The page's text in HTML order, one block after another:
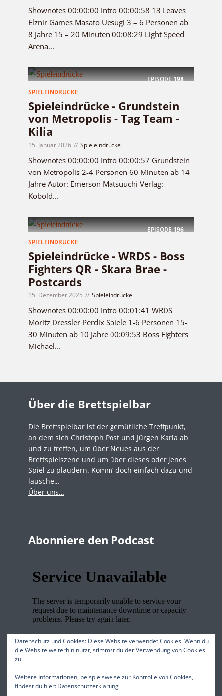
Shownotes 00:00:00 Intro 00:00:58 13 Leaves
Elznir Games Masato Uesugi 3 – 6 Personen ab
8 Jahre 15 – 20 Minuten 00:08:29 Light Speed
Arena...
EPISODE198
SPIELEINDRÜCKE
Spieleindrücke - Grundstein
von Metropolis - Tag Team -
Kilia
15. Januar 2026 Spieleindrücke
Shownotes 00:00:00 Intro 00:00:57 Grundstein
von Metropolis 2-4 Personen 60 Minuten ab 14
Jahre Autor: Emerson Matsuuchi Verlag:
Kobold...
EPISODE196
SPIELEINDRÜCKE
Spieleindrücke - WRDS - Boss
Fighters QR - Skara Brae -
Postcards
15. Dezember 2025 Spieleindrücke
Shownotes 00:00:00 Intro 00:01:41 WRDS
Moritz Dressler Perdix Spiele 1-6 Personen 15-
30 Minuten ab 10 Jahre 00:09:53 Boss Fighters
Michael...
Über die Brettspielbar
Die Brettspielbar ist der gemütliche Treffpunkt,
an dem sich Christoph Post und Jürgen Karla ab
und zu treffen, um über Neues aus der
Brettspielszene und um über dieses oder jenes
Spiel zu plaudern. Komm‘ doch einfach dazu und
lausche…
Über uns…
Abonniere den Podcast
Wir stehen für
Datenschutz und Cookies: Diese Website verwendet Cookies. Wenn du
die Website weiterhin nutzt, stimmst du der Verwendung von Cookies
zu.
Weitere Informationen, beispielsweise zur Kontrolle von Cookies,
findest du hier: Datenschutzerklärung